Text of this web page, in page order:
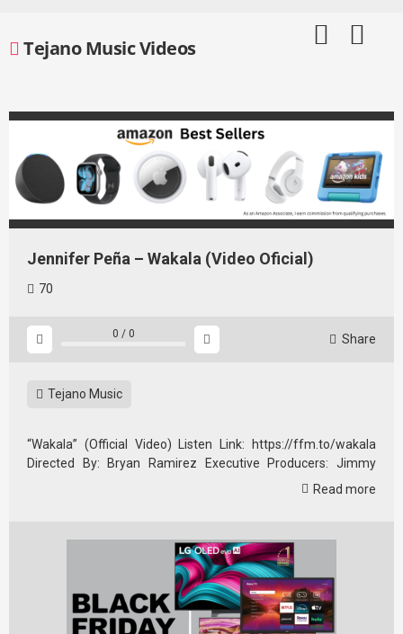
contentTejano Music Videos
Jennifer Peña – Wakala (Video Oficial)
70
0 / 0 Share
Tejano Music
“Wakala” (Official Video) Listen Link: https://ffm.to/wakala
Directed By: Bryan Ramirez Executive Producers: Jimmy
Read more